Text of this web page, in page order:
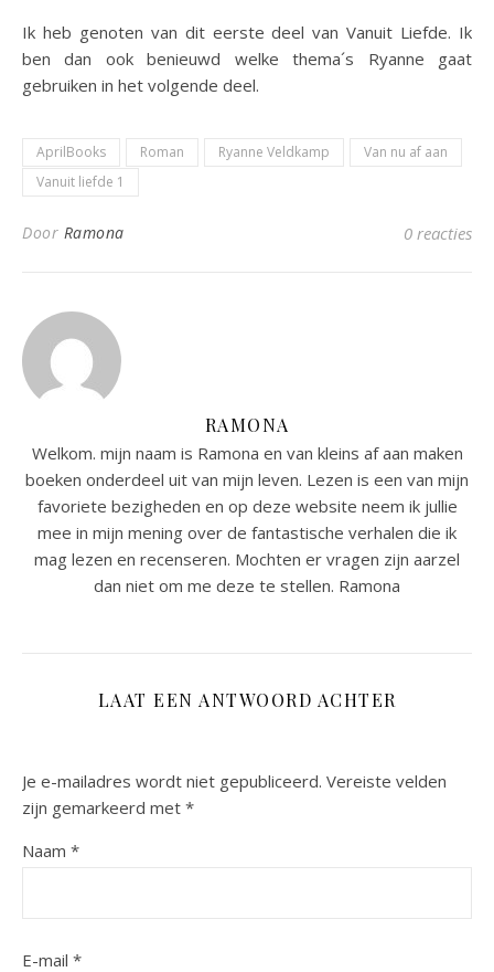
Ik heb genoten van dit eerste deel van Vanuit Liefde. Ik
ben dan ook benieuwd welke thema´s Ryanne gaat
gebruiken in het volgende deel.
AprilBooks Roman Ryanne Veldkamp
Van nu af aan
Vanuit liefde 1
Door Ramona 0 reacties
RAMONA
Welkom. mijn naam is Ramona en van kleins af aan maken
boeken onderdeel uit van mijn leven. Lezen is een van mijn
favoriete bezigheden en op deze website neem ik jullie
mee in mijn mening over de fantastische verhalen die ik
mag lezen en recenseren. Mochten er vragen zijn aarzel
dan niet om me deze te stellen. Ramona
LAAT EEN ANTWOORD ACHTER
Je e-mailadres wordt niet gepubliceerd. Vereiste velden
zijn gemarkeerd met *
Naam *
E-mail *